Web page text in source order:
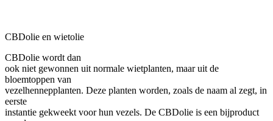
CBDolie en wietolie
CBDolie wordt dan
ook niet gewonnen uit normale wietplanten, maar uit de
bloemtoppen van
vezelhennepplanten. Deze planten worden, zoals de naam al zegt, in
eerste
instantie gekweekt voor hun vezels. De CBDolie is een bijproduct